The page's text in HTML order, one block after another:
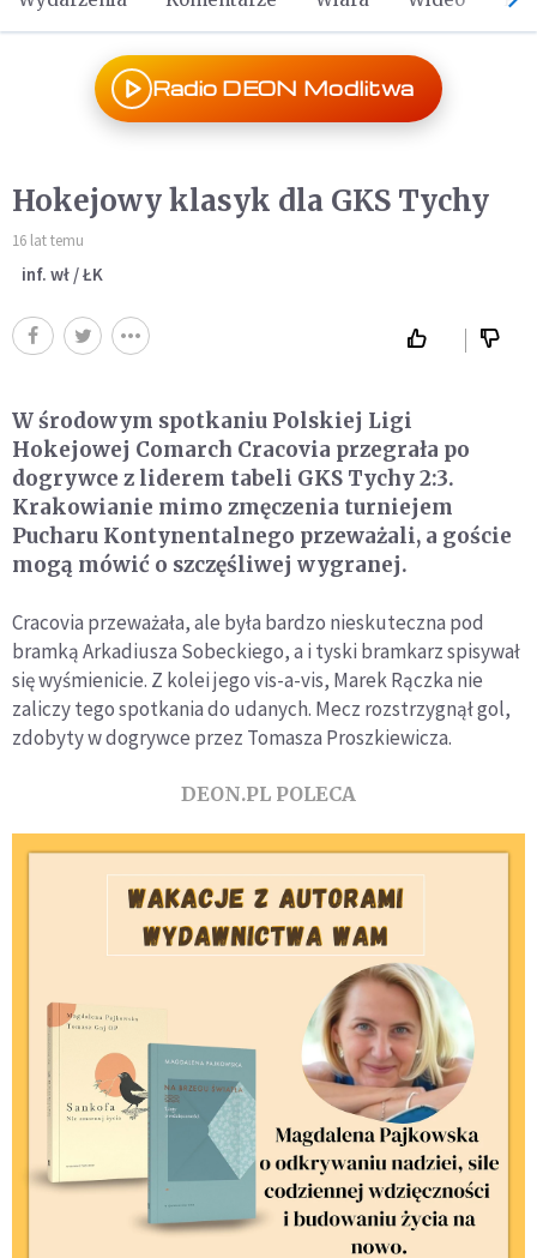
Radio DEON Modlitwa
Hokejowy klasyk dla GKS Tychy
16 lat temu
inf. wł / ŁK
W środowym spotkaniu Polskiej Ligi
Hokejowej Comarch Cracovia przegrała po
dogrywce z liderem tabeli GKS Tychy 2:3.
Krakowianie mimo zmęczenia turniejem
Pucharu Kontynentalnego przeważali, a goście
mogą mówić o szczęśliwej wygranej.
Cracovia przeważała, ale była bardzo nieskuteczna pod
bramką Arkadiusza Sobeckiego, a i tyski bramkarz spisywał
się wyśmienicie. Z kolei jego vis-a-vis, Marek Rączka nie
zaliczy tego spotkania do udanych. Mecz rozstrzygnął gol,
zdobyty w dogrywce przez Tomasza Proszkiewicza.
DEON.PL POLECA